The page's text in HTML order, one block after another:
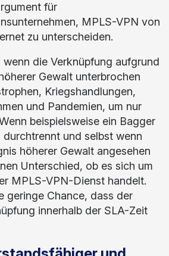
für
MPLS-VPN von
zu unterscheiden.
die Verknüpfung aufgrund
Gewalt unterbrochen
Kriegshandlungen,
und Pandemien, um nur
beispielsweise ein Bagger
durchtrennt und selbst wenn
höherer Gewalt angesehen
Unterschied, ob es sich um
MPLS-VPN-Dienst handelt.
geringe Chance, dass der
innerhalb der SLA-Zeit